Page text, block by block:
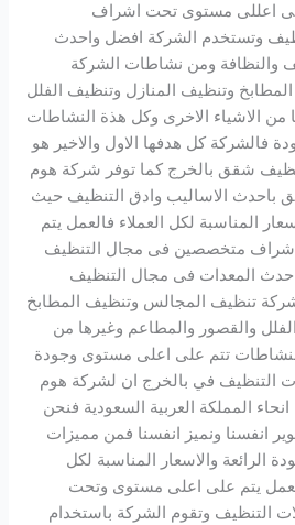
اعللى مستوى تحت اشراف
وتستخدم الشركة افضل واحدث
والنظافة ومن نشاطات الشركة
وتنظيف المنازل وتنظيف الفلل
الاشياء الاخرى وكل هذة النشاطات
كل هدفها الاول والاخير هو
شقق بالخرج كما توفر شركة هوم
الاساليب وادق التنظيف حيث
المناسبة لكل العملاء فالعمل يتم
متخصصين فى مجال التنظيف
المعدات فى مجال التنظيف
تنظيف المجالس وتنظيف المطابخ
والقصور والمطاعم وغيرها من
تتم على اعلى مستوى وجودة
في بالخرج ان لشركة هوم
المملكة العربية السعودية فنحن
انفسنا ونميز انفسنا فمن مميزات
الرائعة والاسعار المناسبة لكل
يتم على اعلى مستوى وتحت
وتقوم الشركة باستخدام